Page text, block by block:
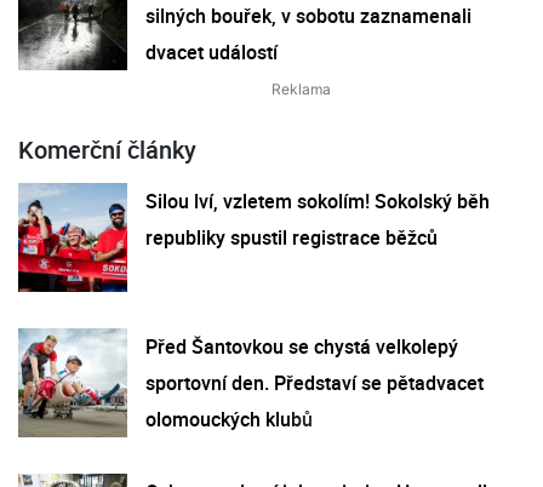
silných bouřek, v sobotu zaznamenali
dvacet událostí
Komerční články
Silou lví, vzletem sokolím! Sokolský běh
republiky spustil registrace běžců
Před Šantovkou se chystá velkolepý
sportovní den. Představí se pětadvacet
olomouckých klubů